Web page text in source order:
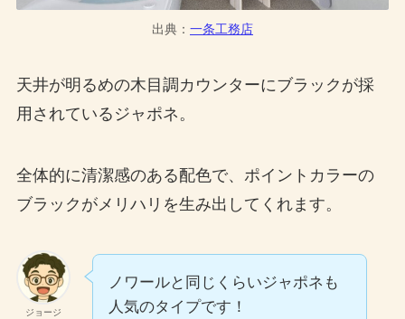
出典： 一条工務店
天井が明るめの木目調カウンターにブラックが採
用されているジャポネ。
全体的に清潔感のある配色で、ポイントカラーの
ブラックがメリハリを生み出してくれます。
ジョージ
ノワールと同じくらいジャポネも
人気のタイプです！